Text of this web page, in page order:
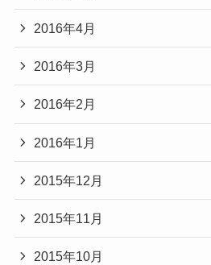
2016年4月
2016年3月
2016年2月
2016年1月
2015年12月
2015年11月
2015年10月